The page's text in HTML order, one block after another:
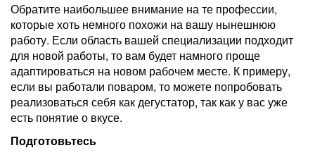
Обратите наибольшее внимание на те профессии,
которые хоть немного похожи на вашу нынешнюю
работу. Если область вашей специализации подходит
для новой работы, то вам будет намного проще
адаптироваться на новом рабочем месте. К примеру,
если вы работали поваром, то можете попробовать
реализоваться себя как дегустатор, так как у вас уже
есть понятие о вкусе.
Подготовьтесь